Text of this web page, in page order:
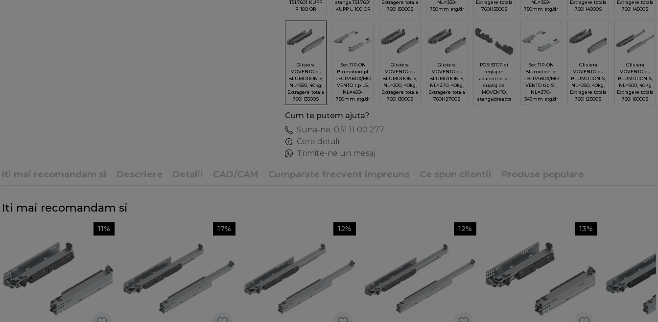
T51.7601 KUPP
R 100 OR
stanga T51.7601
KUPP L 100 OR
Extragere totala
760H5000S
NL=350-
750mm stg/dr
Extragere totala
760H5500S
NL=350-
750mm stg/dr
Extragere totala
760H4000S
Extragere totala
760H4500S
Glisiera
MOVENTO cu
BLUMOTION S,
NL=350, 40kg,
Extragere totala
760H3500S
Set TIP-ON
Blumotion pt
LEGRABOX/MO
VENTO tip L5,
NL=450-
750mm stg/dr
Glisiera
MOVENTO cu
BLUMOTION S,
NL=300, 40kg,
Extragere totala
760H3000S
Glisiera
MOVENTO cu
BLUMOTION S,
NL=270, 40kg,
Extragere totala
760H2700S
POSISTOP si
reglaj in
adancime pt
cuplaj de
MOVENTO,
stanga/dreapta
Set TIP-ON
Blumotion pt
LEGRABOX/MO
VENTO tip S1,
NL=270-
349mm stg/dr
Glisiera
MOVENTO cu
BLUMOTION S,
NL=250, 40kg,
Extragere totala
760H2500S
Glisiera
MOVENTO cu
BLUMOTION S,
NL=600, 40Kg
Extragere totala
760H6000S
Cum te putem ajuta?
Suna-ne: 031 11 00 277
Cere detalii
Trimite-ne un mesaj
Iti mai recomandam si Descriere Detalii CAD/CAM Cumparate frecvent impreuna Ce spun clientii Produse populare
Iti mai recomandam si
11% 17% 12% 12% 13%